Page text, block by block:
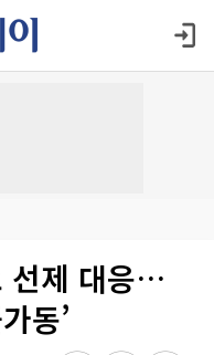
선제 대응…
동’